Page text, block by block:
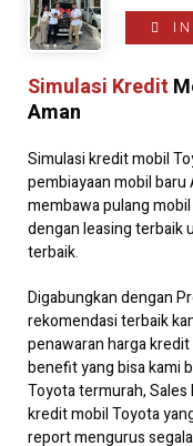
Kontak
Simulasi Kredit
Aman
Simulasi kredit mobil
pembiayaan mobil
membawa pulang
dengan leasing terbaik
terbaik.
Digabungkan dengan
rekomendasi terbaik
penawaran harga
benefit yang bisa kami
Toyota termurah,
kredit mobil Toyota
report mengurus